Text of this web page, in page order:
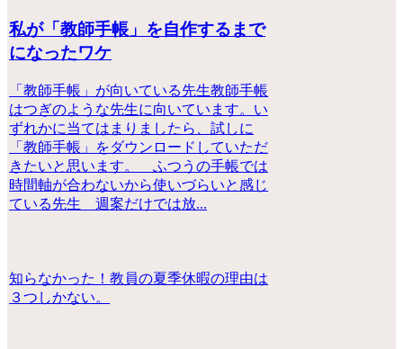
私が「教師手帳」を自作するまで
になったワケ
「教師手帳」が向いている先生教師手帳
はつぎのような先生に向いています。い
ずれかに当てはまりましたら、試しに
「教師手帳」をダウンロードしていただ
きたいと思います。 ふつうの手帳では
時間軸が合わないから使いづらいと感じ
ている先生 週案だけでは放...
知らなかった！教員の夏季休暇の理由は
３つしかない。